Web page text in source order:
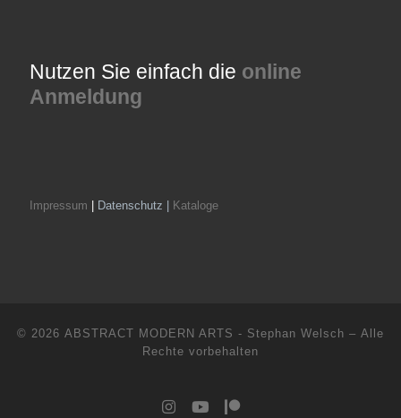
Nutzen Sie einfach die online
Anmeldung
Impressum Datenschutz | Kataloge
© 2026 ABSTRACT MODERN ARTS - Stephan Welsch – Alle
Rechte vorbehalten